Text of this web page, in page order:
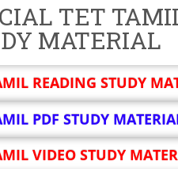
TET
MATERIAL
READING STUDY
PDF STUDY
VIDEO STUDY